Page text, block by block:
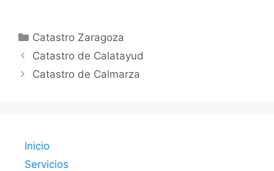
Categorías
Catastro Zaragoza
Catastro de Calatayud
Catastro de Calmarza
Inicio
Servicios